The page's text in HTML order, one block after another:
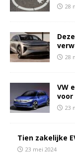
28
28
VW
voor
23
Tien zakelijke
23 mei 2024